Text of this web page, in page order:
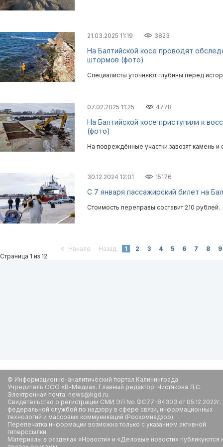
21.03.2025 11:19 3823
На Балтийской косе проводят
штормов (фото)
Специалисты уточняют глубины перед
07.02.2025 11:25 4778
На Балтийской косе приступили к
(фото)
На повреждённые участки завозят камень и
30.12.2024 12:01 15176
С 7 января пассажирский билет на
Стоимость переправы составит 210 рублей.
« Начало Назад 1 2 3 4 5 6 7 8
9
Страница 1 из 12
© Информационно-аналитический портал Калининграда.
Учредитель ООО «В-Медиа». Главный редактор: Чистякова Л.С.
Электронная почта: news@kgd.ru.
Свидетельство о регистрации СМИ ЭЛ No ФС77-84303 от
федеральной службой по надзору в сфере связи, информационных
технологий и массовых коммуникаций (Роскомнадзор).
Перепечатка информации возможна только с указанием активной
гиперссылки.
Материалы в разделах «Новости» и «Деловые новости» публикуются